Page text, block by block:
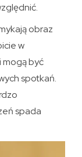
obraz
w
mogą być
spotkań.
spada